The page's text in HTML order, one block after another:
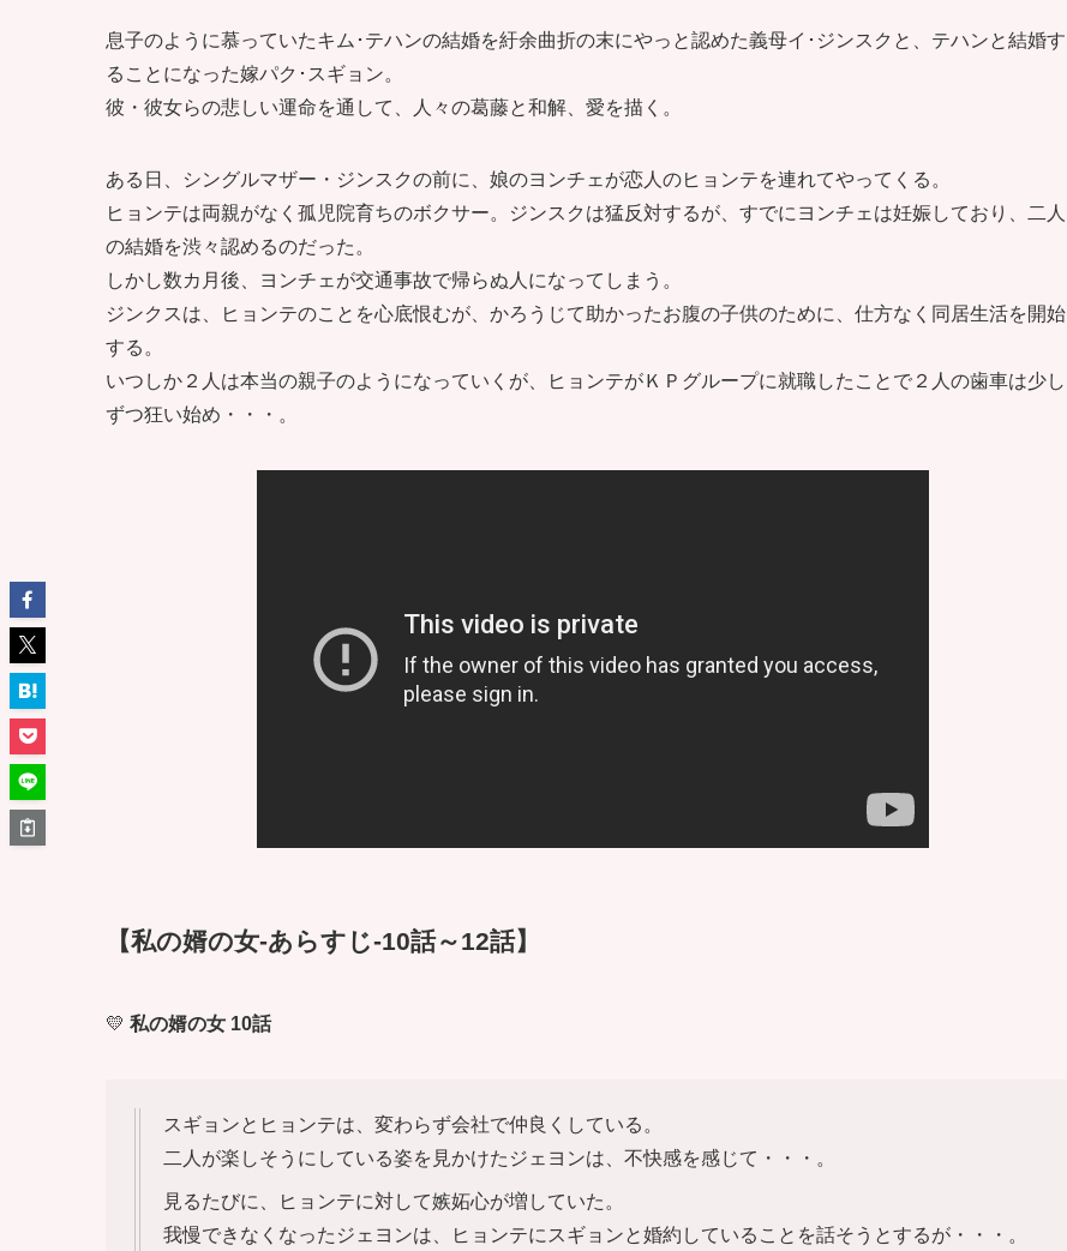
息子のように慕っていたキム･テハンの結婚を紆余曲折の末にやっと認めた義母イ･ジンスクと、テハンと結婚す
ることになった嫁パク･スギョン。
彼・彼女らの悲しい運命を通して、人々の葛藤と和解、愛を描く。
ある日、シングルマザー・ジンスクの前に、娘のヨンチェが恋人のヒョンテを連れてやってくる。
ヒョンテは両親がなく孤児院育ちのボクサー。ジンスクは猛反対するが、すでにヨンチェは妊娠しており、二人
の結婚を渋々認めるのだった。
しかし数カ月後、ヨンチェが交通事故で帰らぬ人になってしまう。
ジンクスは、ヒョンテのことを心底恨むが、かろうじて助かったお腹の子供のために、仕方なく同居生活を開始
する。
いつしか２人は本当の親子のようになっていくが、ヒョンテがＫＰグループに就職したことで２人の歯車は少し
ずつ狂い始め・・・。
【私の婿の女-あらすじ-10話～12話】
💛 私の婿の女 10話
スギョンとヒョンテは、変わらず会社で仲良くしている。
二人が楽しそうにしている姿を見かけたジェヨンは、不快感を感じて・・・。
見るたびに、ヒョンテに対して嫉妬心が増していた。
我慢できなくなったジェヨンは、ヒョンテにスギョンと婚約していることを話そうとするが・・・。